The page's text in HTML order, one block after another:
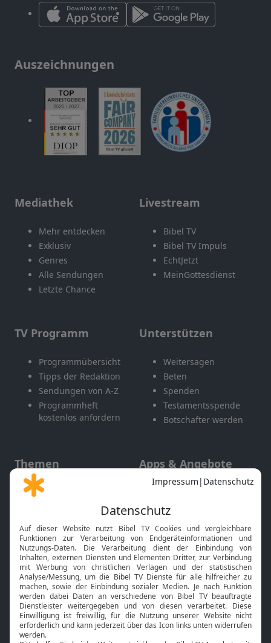
Auszeichnungen
Mediathek
Mehr entdecken
Exklusiv
Genres
Alle Sendungen
Letzte Chance
Livestream
Bibel TV
Bibel TV Impuls
EchtJetzt
MeinGottesdienst
TV Programm
Programmübersicht
Tipps der Redaktion
Sendungen von A-Z
Programmheft
kostenlos anfordern
Unterstützen
Weitersagen
Beten
Spenden
Testamentsspende
Botschafter werden
Themen
Gott und Bibel erklärt
Neuigkeiten
Apps & Angebote
Mobile App
Smart TV
HbbTV
Bibelthek Online-Bibel
Nächster Gottesdienst
Bibel TV Service